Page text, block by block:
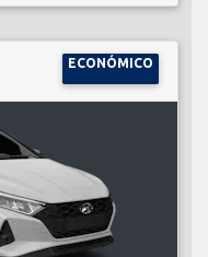
ECONÓMICO